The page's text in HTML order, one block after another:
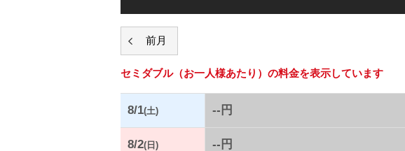
セミダブル（お一人様あたり）の料金を表示しています
8/1(土) --円
8/2(日) --円